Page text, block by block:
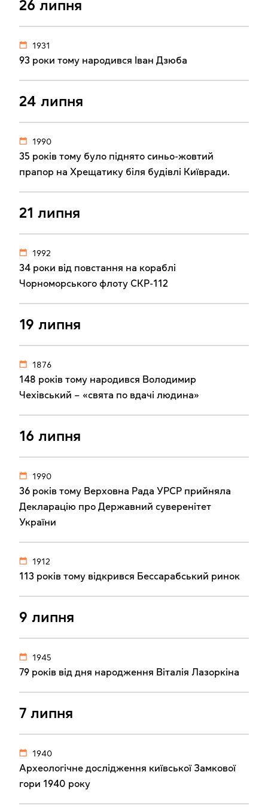
26 липня
1931
93 роки тому народився Іван Дзюба
24 липня
1990
35 років тому було піднято синьо-жовтий
прапор на Хрещатику біля будівлі Київради.
21 липня
1992
34 роки від повстання на кораблі
Чорноморського флоту СКР-112
19 липня
1876
148 років тому народився Володимир
Чехівський – «свята по вдачі людина»
16 липня
1990
36 років тому Верховна Рада УРСР прийняла
Декларацію про Державний суверенітет
України
1912
113 років тому відкрився Бессарабський ринок
9 липня
1945
79 років від дня народження Віталія Лазоркіна
7 липня
1940
Археологічне дослідження київської Замкової
гори 1940 року